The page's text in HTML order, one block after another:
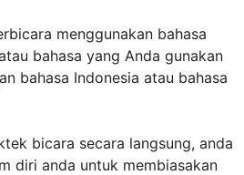
menggunakan bahasa
bahasa yang Anda gunakan
bahasa Indonesia atau bahasa
bicara secara langsung, anda
diri anda untuk membiasakan